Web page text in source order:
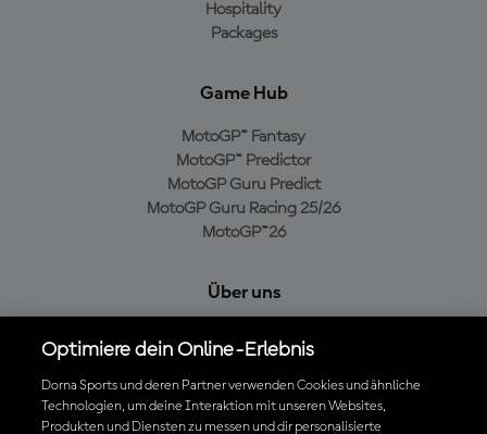
Hospitality
Packages
Game Hub
MotoGP™ Fantasy
MotoGP™ Predictor
MotoGP Guru Predict
MotoGP Guru Racing 25/26
MotoGP™26
Über uns
Cookie-Richtlinien
Geschäftsbedingungen
Datenschutzrichtlinien
Optimiere dein Online-Erlebnis
Dorna Sports und deren Partner verwenden Cookies und ähnliche
Technologien, um deine Interaktion mit unseren Websites,
Produkten und Diensten zu messen und dir personalisierte